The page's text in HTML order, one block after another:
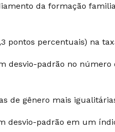
da formação
pontos percentuais) na
desvio-padrão no
de gênero mais
desvio-padrão em um